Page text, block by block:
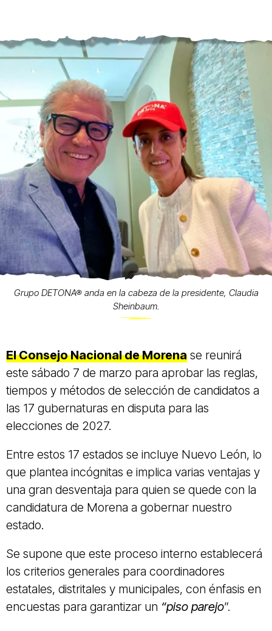
Grupo DETONA® anda en la cabeza de la presidente, Claudia
Sheinbaum.
El Consejo Nacional de Morena se reunirá
este sábado 7 de marzo para aprobar las reglas,
tiempos y métodos de selección de candidatos a
las 17 gubernaturas en disputa para las
elecciones de 2027.
Entre estos 17 estados se incluye Nuevo León, lo
que plantea incógnitas e implica varias ventajas y
una gran desventaja para quien se quede con la
candidatura de Morena a gobernar nuestro
estado.
Se supone que este proceso interno establecerá
los criterios generales para coordinadores
estatales, distritales y municipales, con énfasis en
encuestas para garantizar un “piso parejo”.